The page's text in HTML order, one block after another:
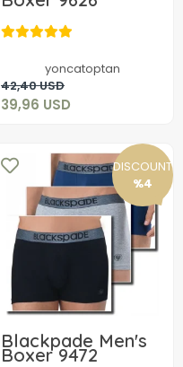
yoncatoptan
42,40 USD
39,96 USD
39,96 USD
Add to cart
DISCOUNT
%4
Blackpade Men's
Boxer 9472